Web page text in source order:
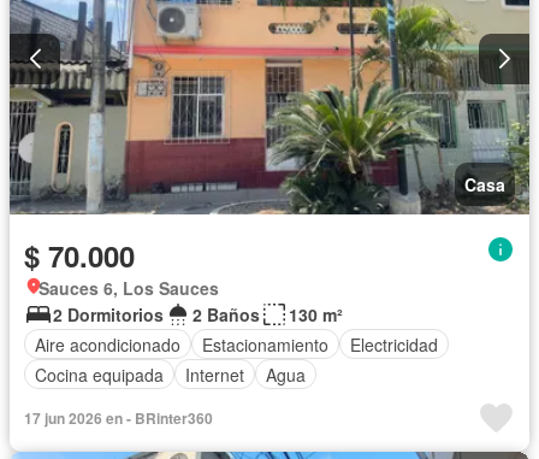
Casa
$ 70.000
Sauces 6, Los Sauces
2 Dormitorios
2 Baños
130 m²
Aire acondicionado
Estacionamiento
Electricidad
Cocina equipada
Internet Agua
17 jun 2026 en - BRinter360